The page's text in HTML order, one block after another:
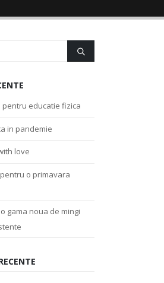
pentru educatie fizica
in pandemie
love
o primavara
gama noua de mingi